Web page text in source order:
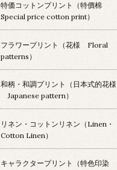
特価コットンプリント（特價棉
Special price cotton print）
フラワープリント（花様 Floral
patterns）
和柄・和調プリント（日本式的花様
Japanese pattern）
リネン・コットンリネン（Linen・
Cotton Linen）
キャラクタープリント（特色印染